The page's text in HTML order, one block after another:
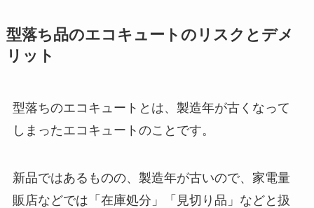
型落ち品のエコキュートのリスクとデメ
リット
型落ちのエコキュートとは、製造年が古くなって
しまったエコキュートのことです。
新品ではあるものの、製造年が古いので、家電量
販店などでは「在庫処分」「見切り品」などと扱